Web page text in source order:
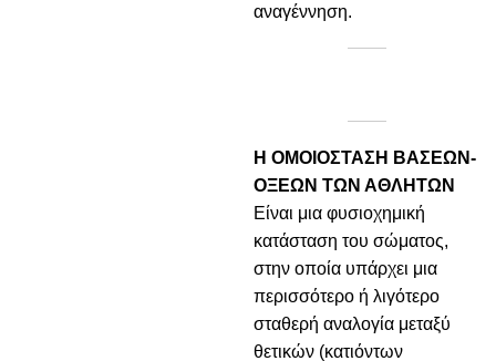
αναγέννηση.
Η ΟΜΟΙΟΣΤΑΣΗ ΒΑΣΕΩΝ-
ΟΞΕΩΝ ΤΩΝ ΑΘΛΗΤΩΝ
Είναι μια φυσιοχημική
κατάσταση του σώματος,
στην οποία υπάρχει μια
περισσότερο ή λιγότερο
σταθερή αναλογία μεταξύ
θετικών (κατιόντων